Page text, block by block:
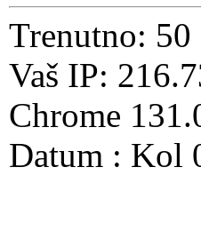
Trenutno:
Vaš IP:
Chrome
Datum : Kol